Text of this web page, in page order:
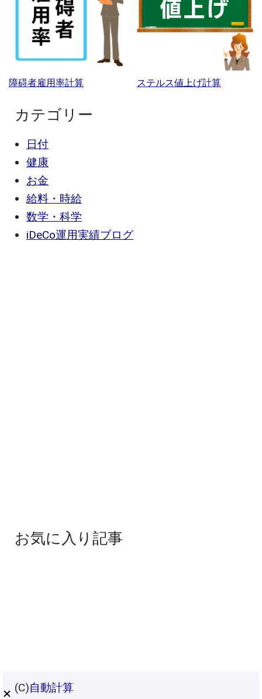
障碍者雇用率計算 ステルス値上げ計算
カテゴリー
日付
健康
お金
給料・時給
数学・科学
iDeCo運用実績ブログ
お気に入り記事
(C)自動計算